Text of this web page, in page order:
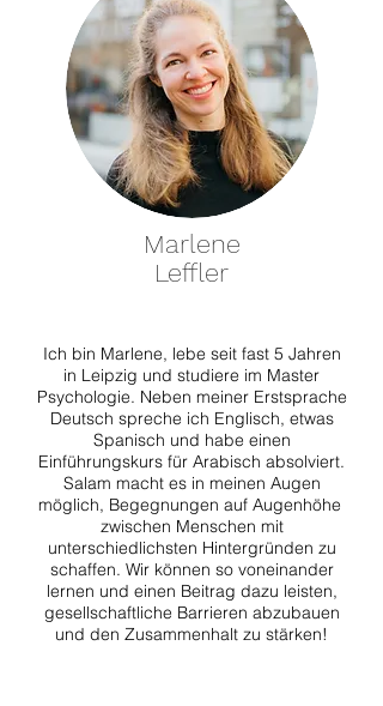
Marlene
Leffler
Ich bin Marlene, lebe seit fast 5 Jahren
in Leipzig und studiere im Master
Psychologie. Neben meiner Erstsprache
Deutsch spreche ich Englisch, etwas
Spanisch und habe einen
Einführungskurs für Arabisch absolviert.
Salam macht es in meinen Augen
möglich, Begegnungen auf Augenhöhe
zwischen Menschen mit
unterschiedlichsten Hintergründen zu
schaffen. Wir können so voneinander
lernen und einen Beitrag dazu leisten,
gesellschaftliche Barrieren abzubauen
und den Zusammenhalt zu stärken!